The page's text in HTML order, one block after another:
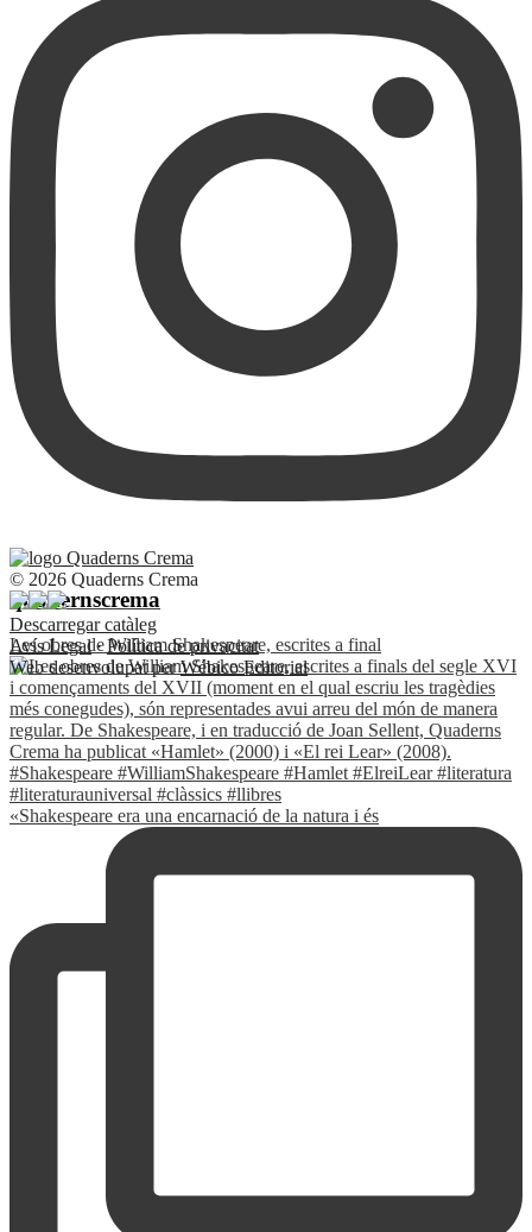
quadernscrema
Les obres de William Shakespeare, escrites a final
«Shakespeare era una encarnació de la natura i és
© 2026 Quaderns Crema
Descarregar catàleg
Avís Legal·Política de privacitat
Web desenvolupat perWébico Editorial